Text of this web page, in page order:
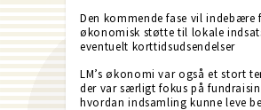
Den kommende fase vil indebære
økonomisk støtte til lokale
eventuelt korttidsudsendelser
LM’s økonomi var også et stort
der var særligt fokus på
hvordan indsamling kunne leve